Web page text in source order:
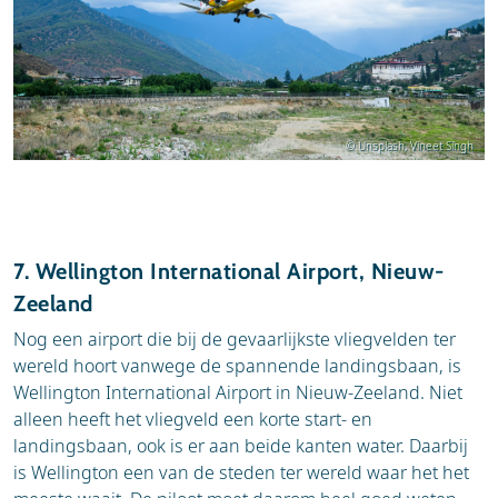
wereld, met adembenemende uitzichten op de
besneeuwde bergtoppen en traditionele kloosters
die aan de rotswanden kleven. Het vliegveld
fungeert als de primaire toegangspoort tot dit
afgelegen en mystieke koninkrijk, wat de
strategische en symbolische waarde benadrukt.
vluchten uitvoeren. De beperkingen qua
vliegomstandigheden betekenen wel dat reizigers
rekening moeten houden met mogelijke
vertragingen of annuleringen bij slecht weer. Het is
raadzaam om enige flexibiliteit in de reisplanning in
te bouwen. De aankomst in Paro voelt als een
Bhutan te bieden heeft.
© Unsplash, Vineet Singh
7. Wellington International Airport, Nieuw-
Zeeland
Nog een airport die bij de gevaarlijkste vliegvelden ter
wereld hoort vanwege de spannende landingsbaan, is
Wellington International Airport in Nieuw-Zeeland. Niet
alleen heeft het vliegveld een korte start- en
landingsbaan, ook is er aan beide kanten water. Daarbij
is Wellington een van de steden ter wereld waar het het